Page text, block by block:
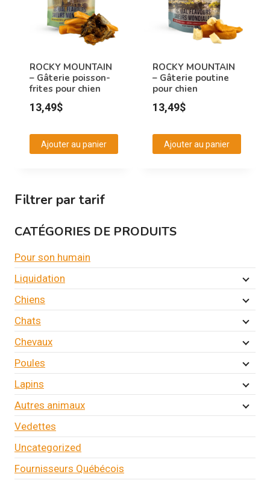
ROCKY MOUNTAIN
– Gâterie poisson-
frites pour chien
13,49$
Ajouter au panier
ROCKY MOUNTAIN
– Gâterie poutine
pour chien
13,49$
Ajouter au panier
Filtrer par tarif
CATÉGORIES DE PRODUITS
Pour son humain
Liquidation
Chiens
Chats
Chevaux
Poules
Lapins
Autres animaux
Vedettes
Uncategorized
Fournisseurs Québécois